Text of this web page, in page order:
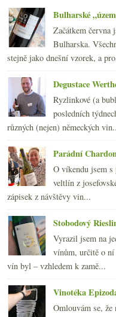
►října
►září (24)
►srpna(21)
►července(23)
►června(25)
►května
►dubna (23)
►března(19)
února(24)
► ledna(24)
►2007(108)
Bulharské
Začátkem června
Bulharska.
stejně jako dnešní vzorek, a
Degustace
Ryzlinkové (a
posledních
různých (nejen) německých
Parádní
O víkendu jsem
veltlín z
zápisek z návštěvy vin...
Stobodový
Vyrazil jsem na
vínům, určitě o ní
vín byl – vzhledem k zamě...
Vinotéka
Omlouvám se,